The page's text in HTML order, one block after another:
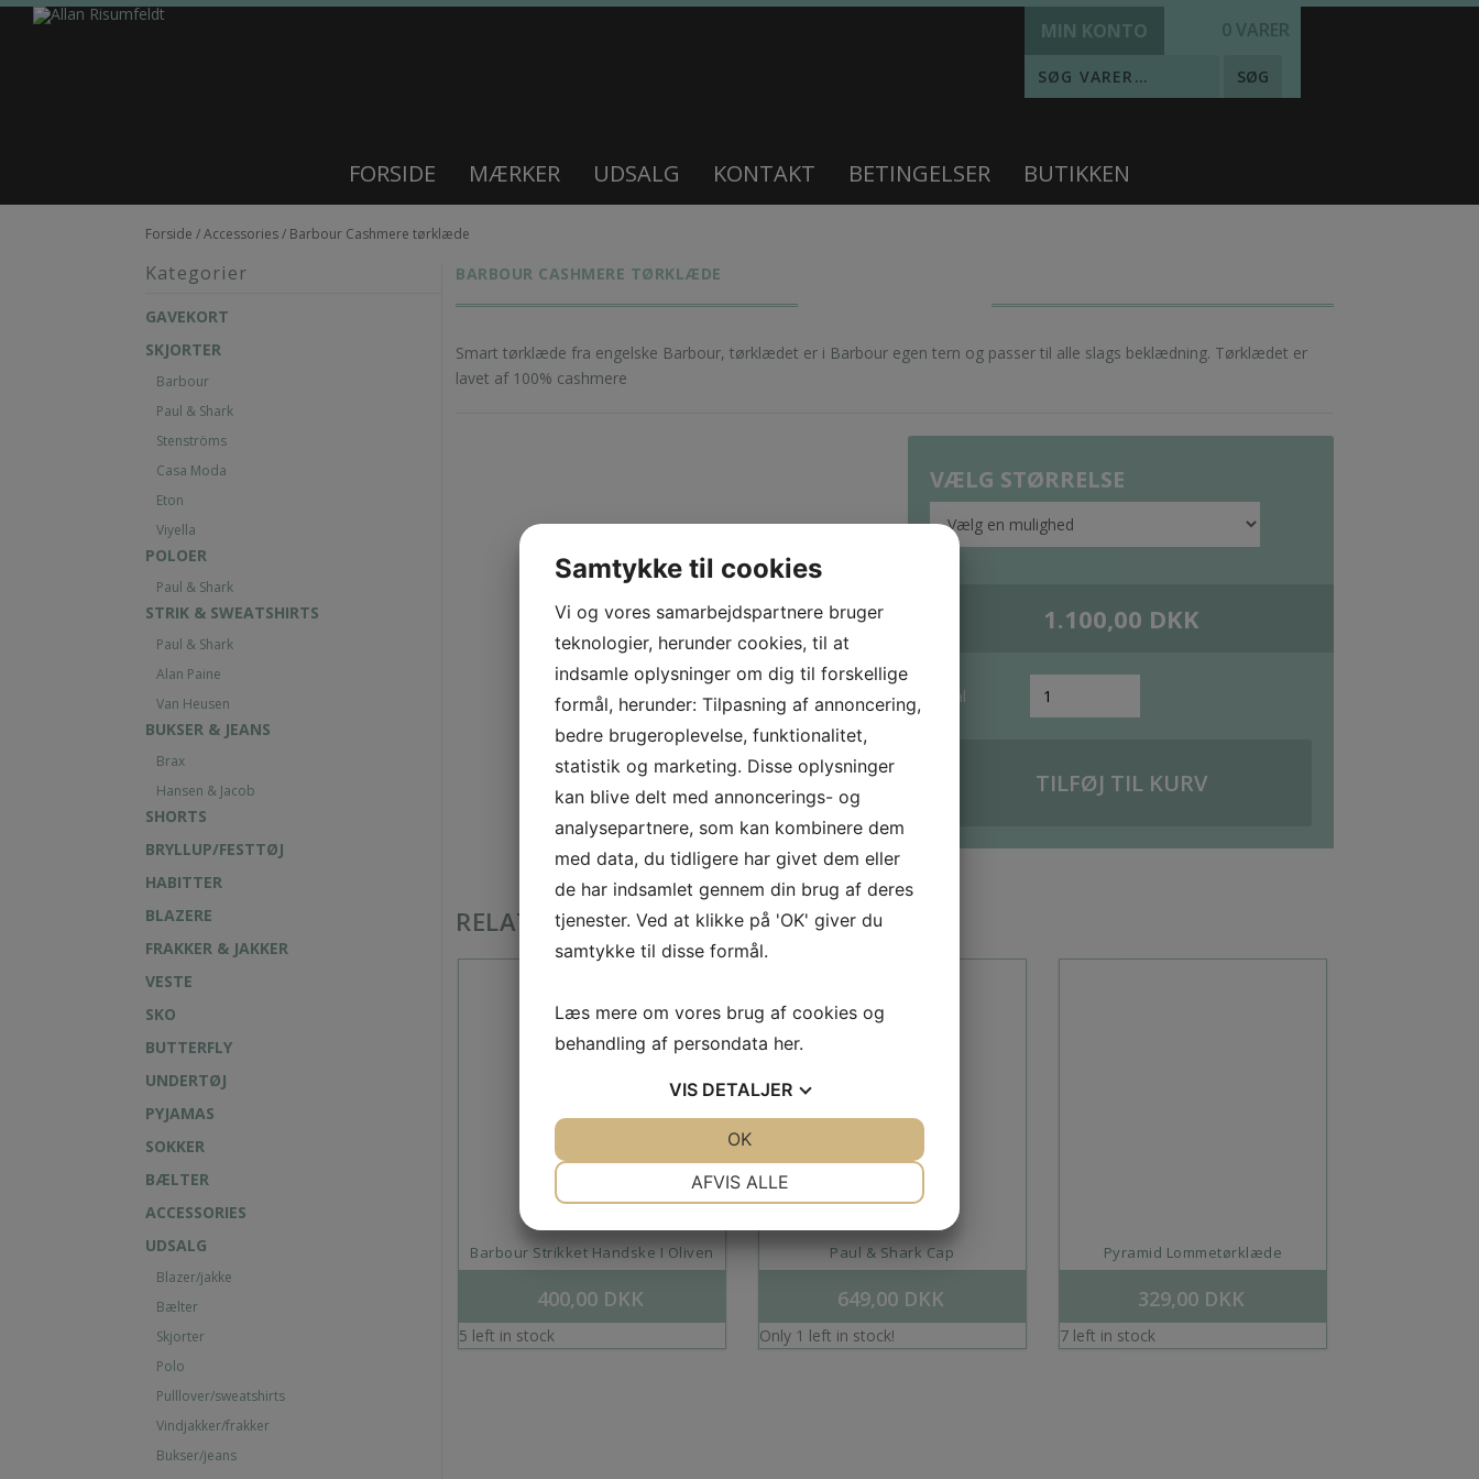
MIN KONTO 0 VARER
SØG
FORSIDE MÆRKER UDSALG KONTAKT BETINGELSER BUTIKKEN
Forside /Accessories/ Barbour Cashmere tørklæde
BARBOUR CASHMERE TØRKLÆDE
Smart tørklæde fra engelske Barbour, tørklædet er i Barbour egen tern og passer til alle slags beklædning. Tørklædet er
lavet af 100% cashmere
VÆLG STØRRELSE
1.100,00 DKK
Antal
TILFØJ TIL KURV
RELATEREDE VARER
Barbour Strikket Handske I Oliven
400,00 DKK
5 left in stock
Paul & Shark Cap
649,00 DKK
Only 1 left in stock!
Pyramid Lommetørklæde
329,00 DKK
7 left in stock
Kategorier
GAVEKORT
SKJORTER
Barbour
Paul & Shark
Stenströms
Casa Moda
Eton
Viyella
POLOER
Paul & Shark
STRIK & SWEATSHIRTS
Paul & Shark
Alan Paine
Van Heusen
BUKSER & JEANS
Brax
Hansen & Jacob
SHORTS
BRYLLUP/FESTTØJ
HABITTER
BLAZERE
FRAKKER & JAKKER
VESTE
SKO
BUTTERFLY
UNDERTØJ
PYJAMAS
SOKKER
BÆLTER
ACCESSORIES
UDSALG
Blazer/jakke
Bælter
Skjorter
Polo
Pulllover/sweatshirts
Vindjakker/frakker
Bukser/jeans
Samtykke til cookies
Vi og vores samarbejdspartnere bruger
teknologier, herunder cookies, til at
indsamle oplysninger om dig til forskellige
formål, herunder: Tilpasning af annoncering,
bedre brugeroplevelse, funktionalitet,
statistik og marketing. Disse oplysninger
kan blive delt med annoncerings- og
analysepartnere, som kan kombinere dem
med data, du tidligere har givet dem eller
de har indsamlet gennem din brug af deres
tjenester. Ved at klikke på 'OK' giver du
samtykke til disse formål.
Læs mere om vores brug af cookies og
behandling af persondata her.
VIS DETALJER
MARKETING STATISTIK
AFVIS ALLE
OK